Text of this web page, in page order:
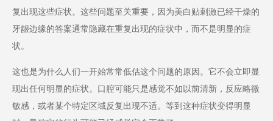
复出现这些症状。这些问题至关重要，因为美白贴刺激已经干燥的
牙龈边缘的答案通常隐藏在重复出现的症状中，而不是明显的症
状。
这也是为什么人们一开始常常低估这个问题的原因。它不会立即显
现出任何明显的症状。口腔可能只是感觉不如以前清新，反应略微
敏感，或者某个特定区域反复出现不适。等到这种症状变得明显